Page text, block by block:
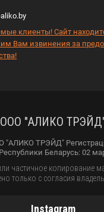
клиенты! Сайт
Вам извинения за
ООО "АЛИКО
"АЛИКО ТРЭЙД"
Беларусь: 02
частичное копирование
только с согласия
Instagram